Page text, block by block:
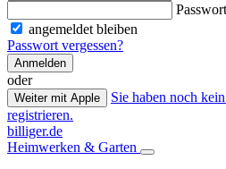
Passwort
angemeldet bleiben
Passwort vergessen?
Anmelden
oder
Weiter mit Apple
Sie haben noch
registrieren.
billiger.de
Heimwerken & Garten